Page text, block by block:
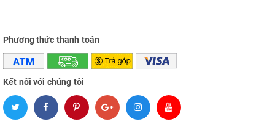
Phương thức thanh toán
Kết nối với chúng tôi